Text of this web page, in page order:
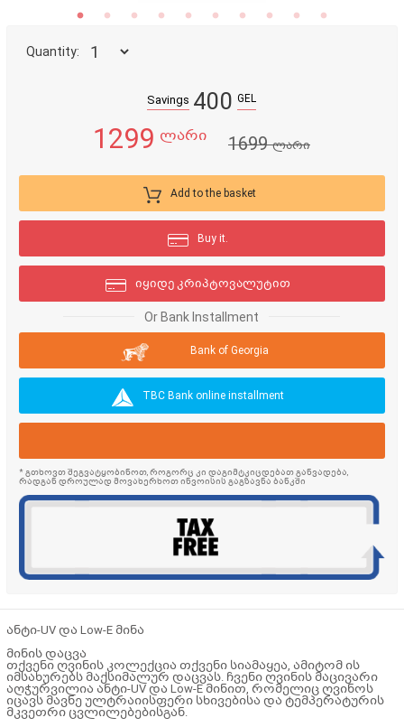
Quantity:
Savings 400 GEL
1299 ლარი 1699ლარი
Add to the basket
Buy it.
იყიდე კრიპტოვალუტით
Or Bank Installment
Bank of Georgia
TBC Bank online installment
* გთხოვთ შეგვატყობინოთ, როგორც კი დაგიმტკიცდებათ განვადება,
რადგან დროულად მოვახერხოთ ინვოისის გაგზავნა ბანკში
ანტი-UV და Low-E მინა
მინის დაცვა
თქვენი ღვინის კოლექცია თქვენი სიამაყეა, ამიტომ ის
იმსახურებს მაქსიმალურ დაცვას. ჩვენი ღვინის მაცივარი
აღჭურვილია ანტი-UV და Low-E მინით, რომელიც ღვინოს
იცავს მავნე ულტრაიისფერი სხივებისა და ტემპერატურის
მკვეთრი ცვლილებებისგან.